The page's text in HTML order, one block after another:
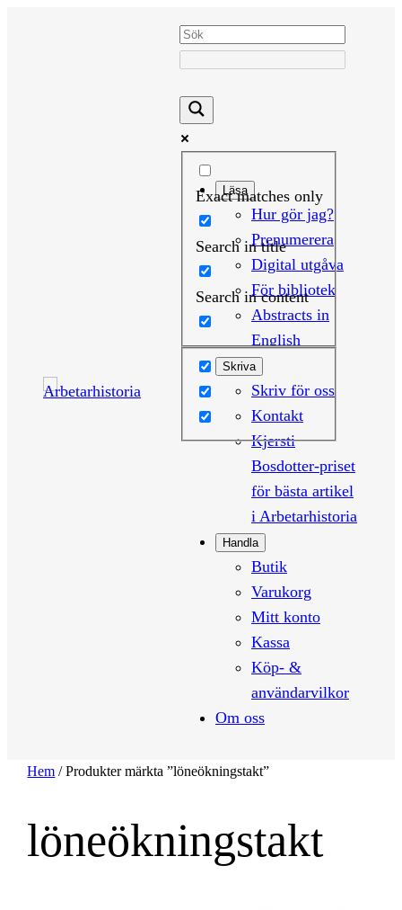
Exact matches only
Search in title
Search in content
Läsa
Hur gör jag?
Prenumerera
Digital utgåva
För bibliotek
Abstracts in
English
Skriva
Skriv för oss
Kontakt
Kjersti
Bosdotter-priset
för bästa artikel
i Arbetarhistoria
Handla
Butik
Varukorg
Mitt konto
Kassa
Köp- &
användarvilkor
Om oss
Hem / Produkter märkta ”löneökningstakt”
löneökningstakt